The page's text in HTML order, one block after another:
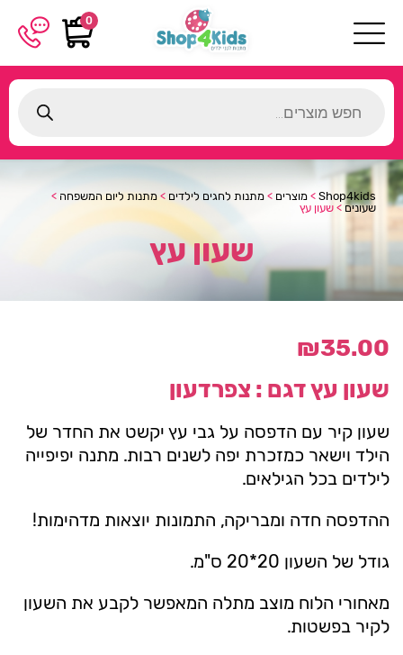
0
search
Shop4kids
> מוצרים > מתנות לחגים לילדים > מתנות ליום המשפחה >
שעונים > שעון עץ
שעון עץ
₪35.00
שעון עץדגם : צפרדעון
שעון קיר עם הדפסה על גבי עץ יקשט את החדר של
הילד וישאר כמזכרת יפה לשנים רבות. מתנה יפיפייה
לילדים בכל הגילאים.
ההדפסה חדה ומבריקה, התמונות יוצאות מדהימות!
גודל של השעון 20*20 ס"מ.
מאחורי הלוח מוצב מתלה המאפשר לקבע את השעון
לקיר בפשטות.